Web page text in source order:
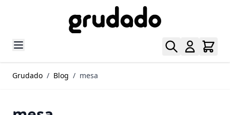
Grudado / Blog / mesa